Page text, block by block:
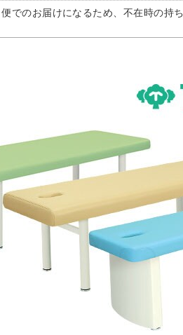
でのお届けになるため、不在時の持